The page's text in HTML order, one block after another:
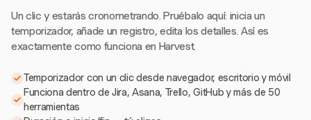
Un clic y estarás cronometrando. Pruébalo aquí: inicia un
temporizador, añade un registro, edita los detalles. Así es
exactamente como funciona en Harvest.
Temporizador con un clic desde navegador, escritorio y móvil
Funciona dentro de Jira, Asana, Trello, GitHub y más de 50
herramientas